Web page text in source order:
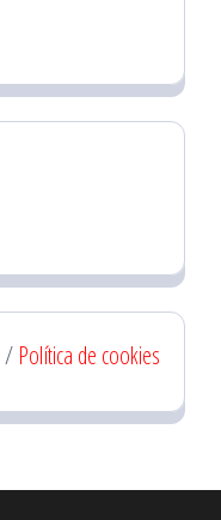
/ Política de cookies